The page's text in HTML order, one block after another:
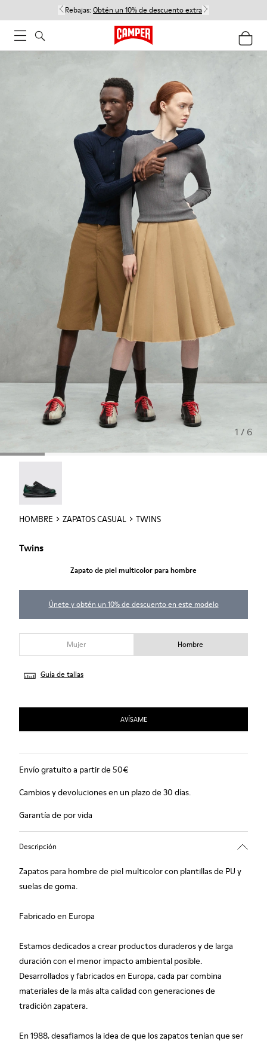
Rebajas: Obtén un 10% de descuento extra
1 / 6
HOMBRE ZAPATOS CASUAL TWINS
Twins
Zapato de piel multicolor para hombre
Únete y obtén un 10% de descuento en este modelo
Mujer Hombre
Guía de tallas
AVÍSAME
Envío gratuito a partir de 50€
Cambios y devoluciones en un plazo de 30 días.
Garantía de por vida
Descripción
Zapatos para hombre de piel multicolor con plantillas de PU y
suelas de goma.
Fabricado en Europa
Estamos dedicados a crear productos duraderos y de larga
duración con el menor impacto ambiental posible.
Desarrollados y fabricados en Europa, cada par combina
materiales de la más alta calidad con generaciones de
tradición zapatera.
En 1988, desafiamos la idea de que los zapatos tenían que ser